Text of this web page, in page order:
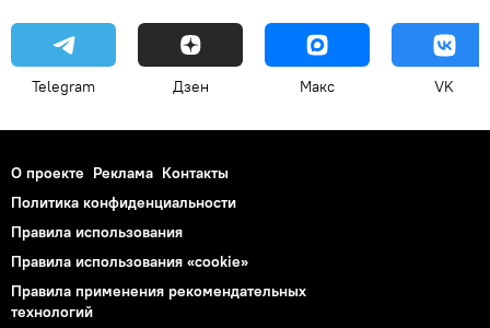
Telegram Дзен Макс VK
О проекте Реклама Контакты
Политика конфиденциальности
Правила использования
Правила использования «cookie»
Правила применения рекомендательных
технологий